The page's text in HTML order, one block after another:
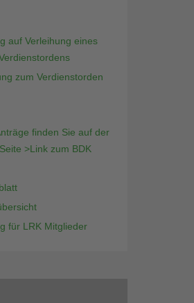
auf Verleihung eines
zum Verdienstorden
finden Sie auf der
>Link zum BDK
für LRK Mitglieder